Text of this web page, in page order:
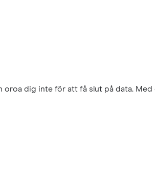
dig inte för att få slut på data.